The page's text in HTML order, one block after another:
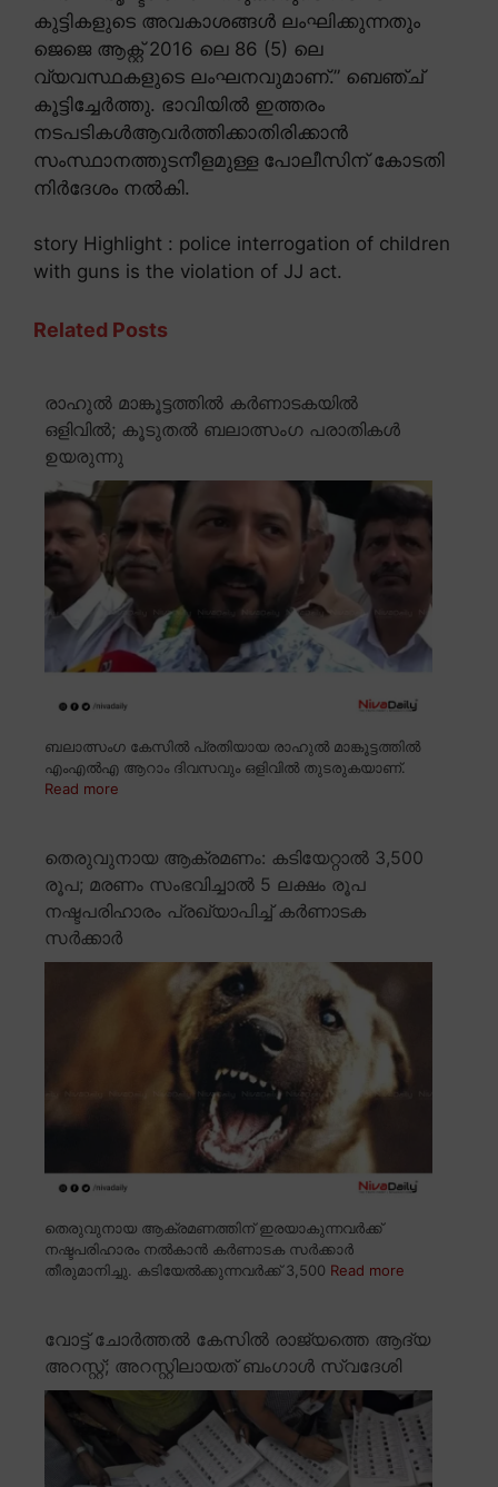
കുട്ടികളുടെ അവകാശങ്ങൾ ലംഘിക്കുന്നതും
ജെജെ ആക്റ്റ് 2016 ലെ 86 (5) ലെ
വ്യവസ്ഥകളുടെ ലംഘനവുമാണ്.” ബെഞ്ച്
കൂട്ടിച്ചേർത്തു. ഭാവിയിൽ ഇത്തരം
നടപടികൾആവർത്തിക്കാതിരിക്കാൻ
സംസ്ഥാനത്തുടനീളമുള്ള പോലീസിന് കോടതി
നിർദേശം നൽകി.
story Highlight : police interrogation of children
with guns is the violation of JJ act.
Related Posts
രാഹുൽ മാങ്കൂട്ടത്തിൽ കർണാടകയിൽ
ഒളിവിൽ; കൂടുതൽ ബലാത്സംഗ പരാതികൾ
ഉയരുന്നു
ബലാത്സംഗ കേസിൽ പ്രതിയായ രാഹുൽ മാങ്കൂട്ടത്തിൽ
എംഎൽഎ ആറാം ദിവസവും ഒളിവിൽ തുടരുകയാണ്.
Read more
തെരുവുനായ ആക്രമണം: കടിയേറ്റാൽ 3,500
രൂപ; മരണം സംഭവിച്ചാൽ 5 ലക്ഷം രൂപ
നഷ്ടപരിഹാരം പ്രഖ്യാപിച്ച് കർണാടക
സർക്കാർ
തെരുവുനായ ആക്രമണത്തിന് ഇരയാകുന്നവർക്ക്
നഷ്ടപരിഹാരം നൽകാൻ കർണാടക സർക്കാർ
തീരുമാനിച്ചു. കടിയേൽക്കുന്നവർക്ക് 3,500 Read more
വോട്ട് ചോർത്തൽ കേസിൽ രാജ്യത്തെ ആദ്യ
അറസ്റ്റ്; അറസ്റ്റിലായത് ബംഗാൾ സ്വദേശി